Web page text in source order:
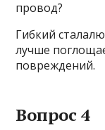
провод?
Гибкий
лучше
повреждений.
Вопрос 4